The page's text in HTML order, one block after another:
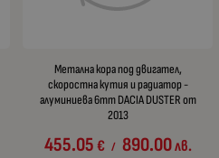
Метална кора под двигател,
скоростна кутия и радиатор -
алуминиева 6mm DACIA DUSTER от
2013
455.05€ / 890.00лв.